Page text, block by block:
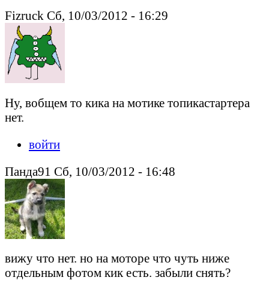
Fizruck Сб, 10/03/2012 - 16:29
Ну, вобщем то кика на мотике топикастартера
нет.
войти
Панда91 Сб, 10/03/2012 - 16:48
вижу что нет. но на моторе что чуть ниже
отдельным фотом кик есть. забыли снять?